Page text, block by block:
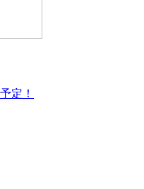
定！